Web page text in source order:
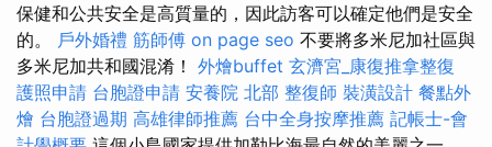
保健和公共安全是高質量的，因此訪客可以確定他們是安全
的。 戶外婚禮 筋師傅 on page seo 不要將多米尼加社區與
多米尼加共和國混淆！ 外燴buffet 玄濟宮_康復推拿整復
護照申請 台胞證申請 安養院 北部 整復師 裝潢設計 餐點外
燴 台胞證過期 高雄律師推薦 台中全身按摩推薦 記帳士-會